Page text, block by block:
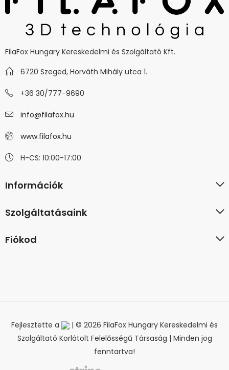
FilaFox Hungary Kereskedelmi és Szolgáltató Kft.
6720 Szeged, Horváth Mihály utca 1.
+36 30/777-9690
info@filafox.hu
www.filafox.hu
H-CS: 10:00-17:00
Információk
Szolgáltatásaink
Fiókod
Fejlesztette a
| © 2026 FilaFox Hungary Kereskedelmi és
Szolgáltató Korlátolt Felelősségű Társaság | Minden jog
fenntartva!